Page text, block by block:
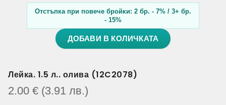
Отстъпка при повече бройки: 2 бр. - 7% / 3+ бр.
- 15%
ДОБАВИ В КОЛИЧКАТА
Лейка. 1.5 л.. олива (12C2078)
2.00 € (3.91 лв.)